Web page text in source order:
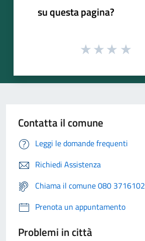
su questa pagina?
Contatta il comune
Leggi le domande frequenti
Richiedi Assistenza
Chiama il comune 080 3716102
Prenota un appuntamento
Problemi in città